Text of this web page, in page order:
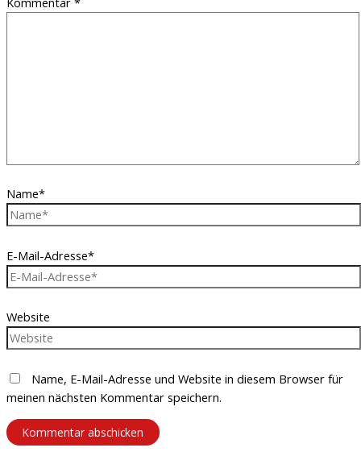
Name*
E-Mail-Adresse*
Website
Name, E-Mail-Adresse und Website in diesem Browser für
meinen nächsten Kommentar speichern.